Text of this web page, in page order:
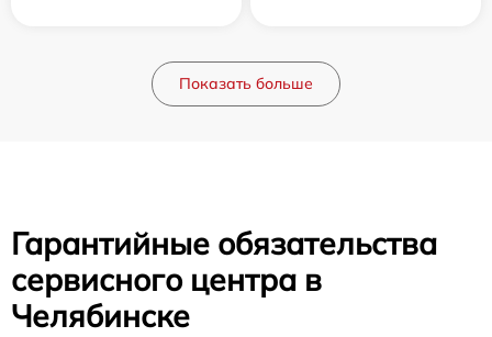
Показать больше
Гарантийные обязательства
сервисного центра в
Челябинске